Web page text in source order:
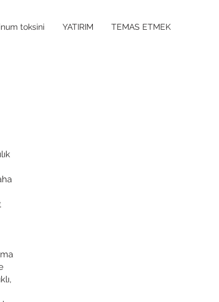
toksini YATIRIM TEMAS ETMEK